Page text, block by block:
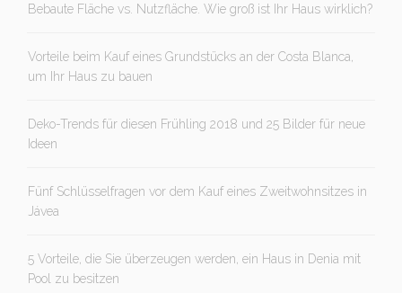
Bebaute Fläche vs. Nutzfläche. Wie groß ist Ihr Haus wirklich?
Vorteile beim Kauf eines Grundstücks an der Costa Blanca,
um Ihr Haus zu bauen
Deko-Trends für diesen Frühling 2018 und 25 Bilder für neue
Ideen
Fünf Schlüsselfragen vor dem Kauf eines Zweitwohnsitzes in
Jávea
5 Vorteile, die Sie überzeugen werden, ein Haus in Denia mit
Pool zu besitzen